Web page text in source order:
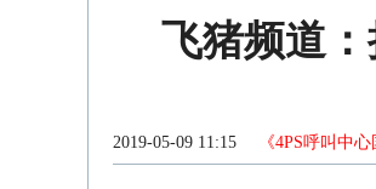
飞猪频道
2019-05-09 11:15 《4PS呼叫中